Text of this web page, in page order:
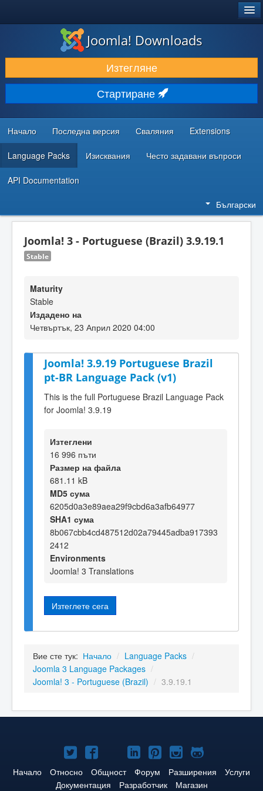
ИЗТЕГЛЯНЕ & РАЗШИРЯВАНЕ
ОТКРИВАЙТЕ & УЧЕТЕ
ОБЩНОСТ & ПОДДРЪЖКА
РЕСУРСИ ЗА РАЗРАБОТКА
Joomla! Downloads
Изтегляне
Стартиране
Начало Последна версия Сваляния Extensions
Language Packs Изисквания Често задавани въпроси
API Documentation
Български
Joomla! 3 - Portuguese (Brazil) 3.9.19.1
Stable
Maturity
Stable
Издадено на
Четвъртък, 23 Април 2020 04:00
Joomla! 3.9.19 Portuguese Brazil
pt-BR Language Pack (v1)
This is the full Portuguese Brazil Language Pack
for Joomla! 3.9.19
Изтеглени
16 996 пъти
Размер на файла
681.11 kB
MD5 сума
6205d0a3e89aea29f9cbd6a3afb64977
SHA1 сума
8b067cbb4cd487512d02a79445adba917393
2412
Environments
Joomla! 3 Translations
Изтеглете сега
Вие сте тук: Начало / Language Packs /
Joomla 3 Language Packages /
Joomla! 3 - Portuguese (Brazil) / 3.9.19.1
Joomla!
в
Joomla!
във
Joomla!
в
Joomla!
в
Joomla!
в
Joomla!
в
Joomla!
в
Начало Относно Общност Форум Разширения
Услуги
Документация
Разработчик Магазин